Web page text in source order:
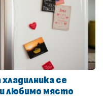
се
любимо място